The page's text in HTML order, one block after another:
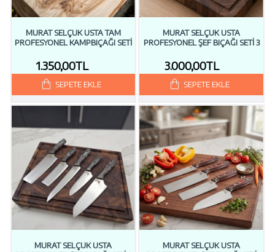
MURAT SELÇUK USTA TAM
PROFESYONEL KAMPBIÇAĞI SETİ
1.350,00TL
SEPETE EKLE
MURAT SELÇUK USTA
PROFESYONEL ŞEF BIÇAĞI SETİ 3
3.000,00TL
SEPETE EKLE
MURAT SELÇUK USTA
MURAT SELÇUK USTA